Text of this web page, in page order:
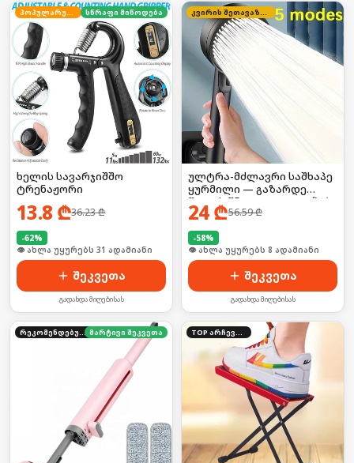
პოპულარული სწრაფი მიწოდება
ხელის სავარჯიშშო
ტრენაჟორი
13.8 ₾36.23₾
-62%
🛒 ბოლო 24სთ-ში იყიდა 41-მა
შეკვეთა
გადახდა მიღებისას
კვირის შეთავაზება
ულტრა-მძლავრი საშხაპე
ყურმილი — გაზარდე
წყლის წნევა 300%-ით! 🚀💧
24₾56.59₾
-58%
🛒 ბოლო 24სთ-ში იყიდა 11-მა
შეკვეთა
გადახდა მიღებისას
რეკომენდებული მარტივი შეკვეთა TOP არჩევანი